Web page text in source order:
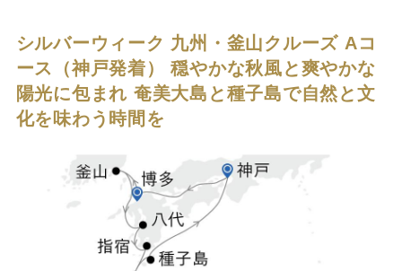
シルバーウィーク 九州・釜山クルーズ Aコ
ース（神戸発着）穏やかな秋風と爽やかな
陽光に包まれ 奄美大島と種子島で自然と文
化を味わう時間を